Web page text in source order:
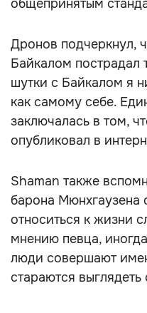
общепринятым
Дронов подчеркнул,
Байкалом пострадал
шутки с Байкалом я
как самому себе.
заключалась в том,
опубликовал в
Shaman также
барона Мюнхгаузена
относиться к жизни
мнению певца,
люди совершают
стараются